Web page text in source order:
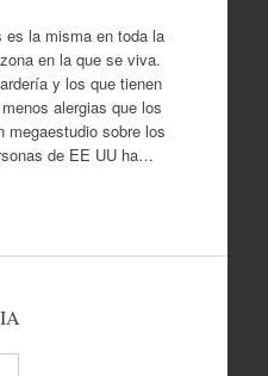
es la misma en toda la
en la que se viva.
y los que tienen
alergias que los
sobre los
de EE UU ha…